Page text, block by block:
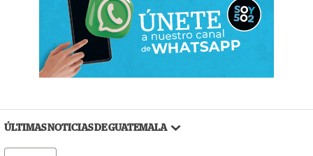
ÚLTIMAS NOTICIAS DE GUATEMALA